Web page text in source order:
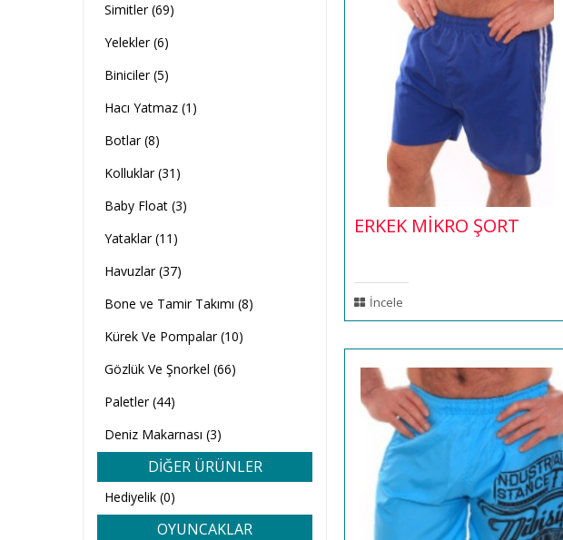
Simitler (69)
Yelekler (6)
Biniciler (5)
Hacı Yatmaz (1)
Botlar (8)
Kolluklar (31)
Baby Float (3)
Yataklar (11)
Havuzlar (37)
Bone ve Tamir Takımı (8)
Kürek Ve Pompalar (10)
Gözlük Ve Şnorkel (66)
Paletler (44)
Deniz Makarnası (3)
DİĞER ÜRÜNLER
Hediyelik (0)
OYUNCAKLAR
ERKEK MİKRO ŞORT
İncele